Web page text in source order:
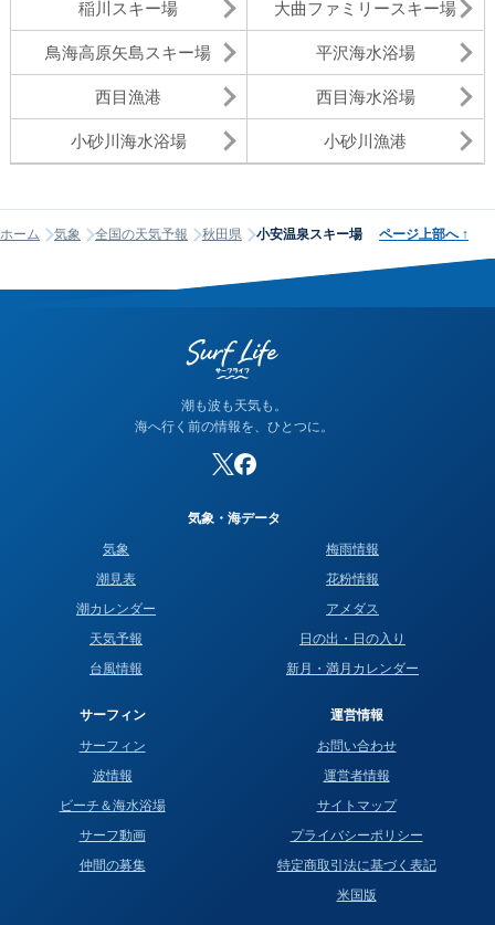
稲川スキー場 大曲ファミリースキー場
鳥海高原矢島スキー場 平沢海水浴場
西目漁港 西目海水浴場
小砂川海水浴場 小砂川漁港
ホーム 気象 全国の天気予報 秋田県 小安温泉スキー場 ページ上部へ ↑
潮も波も天気も。
海へ行く前の情報を、ひとつに。
気象・海データ
気象
潮見表
潮カレンダー
天気予報
台風情報
梅雨情報
花粉情報
アメダス
日の出・日の入り
新月・満月カレンダー
サーフィン
サーフィン
波情報
ビーチ＆海水浴場
サーフ動画
仲間の募集
運営情報
お問い合わせ
運営者情報
サイトマップ
プライバシーポリシー
特定商取引法に基づく表記
米国版